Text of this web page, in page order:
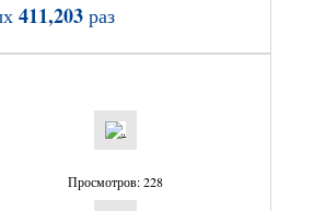
411,203раз
Просмотров: 228